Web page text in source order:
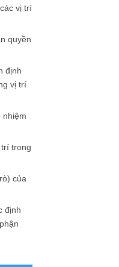
vị trí
quyền
định
vị trí
nhiệm
trong
của
định